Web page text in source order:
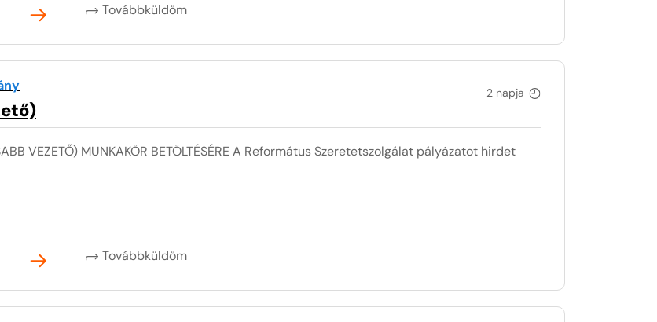
Továbbküldöm
2 napja
VEZETŐ) MUNKAKÖR BETÖLTÉSÉRE A Református Szeretetszolgálat pályázatot hirdet
Továbbküldöm